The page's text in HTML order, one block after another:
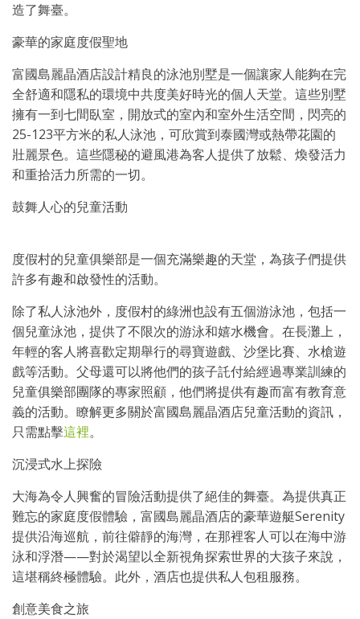
造了舞臺。
豪華的家庭度假聖地
富國島麗晶酒店設計精良的泳池別墅是一個讓家人能夠在完
全舒適和隱私的環境中共度美好時光的個人天堂。這些別墅
擁有一到七間臥室，開放式的室內和室外生活空間，閃亮的
25-123平方米的私人泳池，可欣賞到泰國灣或熱帶花園的
壯麗景色。這些隱秘的避風港為客人提供了放鬆、煥發活力
和重拾活力所需的一切。
鼓舞人心的兒童活動
度假村的兒童俱樂部是一個充滿樂趣的天堂，為孩子們提供
許多有趣和啟發性的活動。
除了私人泳池外，度假村的綠洲也設有五個游泳池，包括一
個兒童泳池，提供了不限次的游泳和嬉水機會。在長灘上，
年輕的客人將喜歡定期舉行的尋寶遊戲、沙堡比賽、水槍遊
戲等活動。父母還可以將他們的孩子託付給經過專業訓練的
兒童俱樂部團隊的專家照顧，他們將提供有趣而富有教育意
義的活動。瞭解更多關於富國島麗晶酒店兒童活動的資訊，
只需點擊這裡。
沉浸式水上探險
大海為令人興奮的冒險活動提供了絕佳的舞臺。為提供真正
難忘的家庭度假體驗，富國島麗晶酒店的豪華遊艇Serenity
提供沿海巡航，前往僻靜的海灣，在那裡客人可以在海中游
泳和浮潛——對於渴望以全新視角探索世界的大孩子來說，
這堪稱終極體驗。此外，酒店也提供私人包租服務。
創意美食之旅